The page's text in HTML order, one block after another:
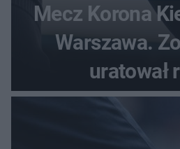
Mecz Korona
Warszawa.
uratował